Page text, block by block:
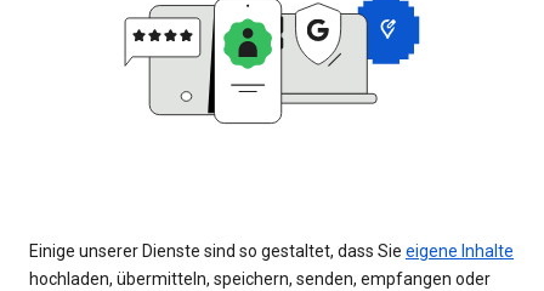
Einige unserer Dienste sind so gestaltet, dass Sie eigene Inhalte
hochladen, übermitteln, speichern, senden, empfangen oder